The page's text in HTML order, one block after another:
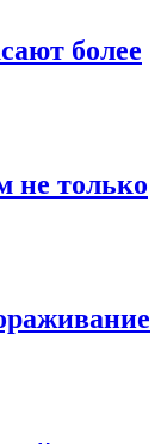
более
не только